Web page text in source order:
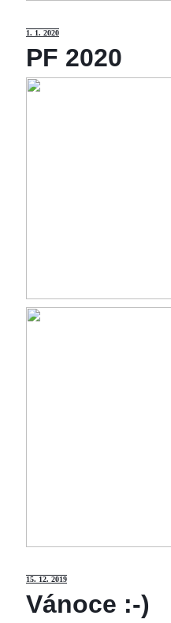
1. 1. 2020
PF 2020
15. 12. 2019
Vánoce :-)